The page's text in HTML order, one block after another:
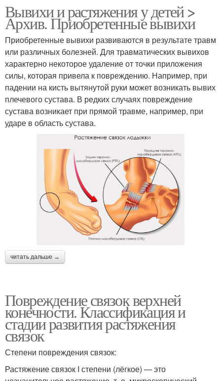
Вывихи и растяжения у детей >
Архив. Приобретенные вывихи
Приобретенные вывихи развиваются в результате травм
или различных болезней. Для травматических вывихов
характерно некоторое удаление от точки приложения
силы, которая привела к повреждению. Например, при
падении на кисть вытянутой руки может возникать вывих
плечевого сустава. В редких случаях повреждение
сустава возникает при прямой травме, например, при
ударе в область сустава.
читать дальше →
Повреждение связок верхней
конечности. Классификация и
стадии развития растяжения
связок
Степени повреждения связок:
Растяжение связок I степени (лёгкое) — это